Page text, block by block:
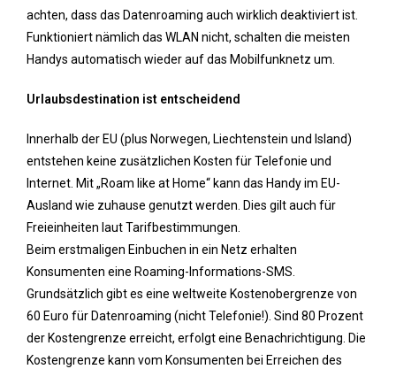
achten, dass das Datenroaming auch wirklich deaktiviert ist.
Funktioniert nämlich das WLAN nicht, schalten die meisten
Handys automatisch wieder auf das Mobilfunknetz um.
Urlaubsdestination ist entscheidend
Innerhalb der EU (plus Norwegen, Liechtenstein und Island)
entstehen keine zusätzlichen Kosten für Telefonie und
Internet. Mit „Roam like at Home“ kann das Handy im EU-
Ausland wie zuhause genutzt werden. Dies gilt auch für
Freieinheiten laut Tarifbestimmungen.
Beim erstmaligen Einbuchen in ein Netz erhalten
Konsumenten eine Roaming-Informations-SMS.
Grundsätzlich gibt es eine weltweite Kostenobergrenze von
60 Euro für Datenroaming (nicht Telefonie!). Sind 80 Prozent
der Kostengrenze erreicht, erfolgt eine Benachrichtigung. Die
Kostengrenze kann vom Konsumenten bei Erreichen des